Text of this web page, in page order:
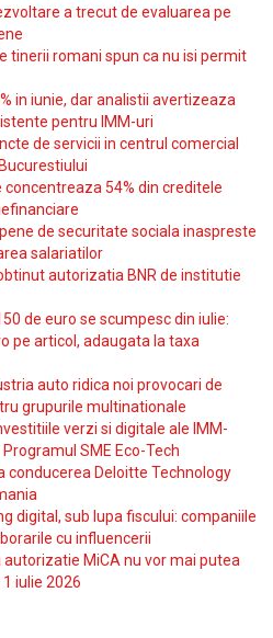
a trecut de evaluarea pe
tinerii romani spun ca nu isi permit
in iunie, dar analistii avertizeaza
pentru IMM-uri
de servicii in centrul comercial
concentreaza 54% din creditele
de securitate sociala inaspreste
salariatilor
autorizatia BNR de institutie
de euro se scumpesc din iulie:
pe articol, adaugata la taxa
auto ridica noi provocari de
grupurile multinationale
verzi si digitale ale IMM-
SME Eco-Tech
conducerea Deloitte Technology
digital, sub lupa fiscului: companiile
cu influencerii
MiCA nu vor mai putea
iulie 2026